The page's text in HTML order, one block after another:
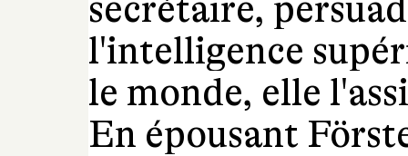
secrétaire,
l'intelligence
le monde, elle
En épousant